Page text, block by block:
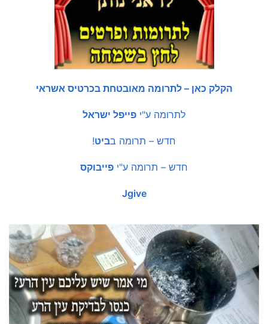
הקלק כאן – לתרומה מאובטחת בכרטיס אשראי
לתרומה ע"י פייפל ישראל
חדש – תרומה בביט!
חדש – תרומה ע"י פייבוקס
Jgive